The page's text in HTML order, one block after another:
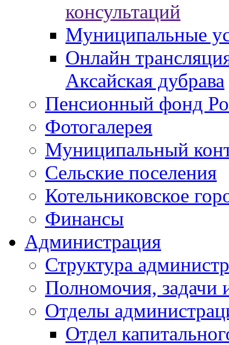
консультаций
Муниципальные
Онлайн
Аксайская дубрава
Пенсионный фонд
Фотогалерея
Муниципальный
Сельские поселения
Котельниковское
Финансы
Администрация
Структура
Полномочия, задачи
Отделы
Отдел